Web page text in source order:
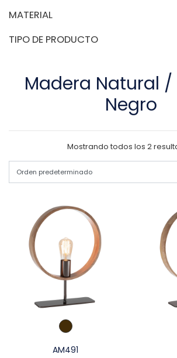
MATERIAL
TIPO DE PRODUCTO
Madera Natural
Negro
Mostrando todos los 2
AM491